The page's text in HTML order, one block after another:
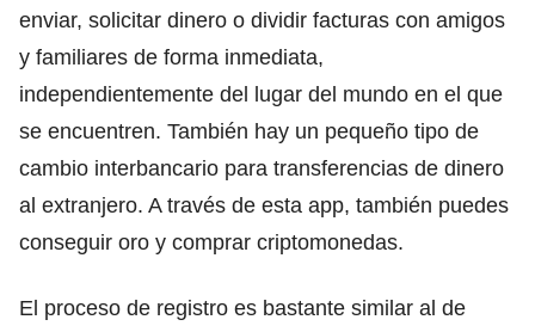
enviar, solicitar dinero o dividir facturas con amigos
y familiares de forma inmediata,
independientemente del lugar del mundo en el que
se encuentren. También hay un pequeño tipo de
cambio interbancario para transferencias de dinero
al extranjero. A través de esta app, también puedes
conseguir oro y comprar criptomonedas.
El proceso de registro es bastante similar al de